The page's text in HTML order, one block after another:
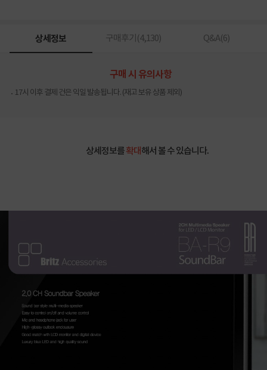
상세정보 구매후기(4,130) Q&A(6)
구매 시 유의사항
17시 이후 결제 건은 익일 발송됩니다. (재고 보유 상품 제외)
상세정보를확대해서 볼 수 있습니다.